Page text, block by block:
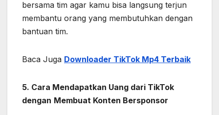
bersama tim agar kamu bisa langsung terjun
membantu orang yang membutuhkan dengan
bantuan tim.
Baca Juga Downloader TikTok Mp4 Terbaik
5. Cara Mendapatkan Uang dari TikTok
dengan Membuat Konten Bersponsor